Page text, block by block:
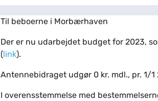
Til beboerne i Morbærhaven
Der er nu udarbejdet budget for 2023,
(link).
Antennebidraget udgør 0 kr. mdl., pr. 1/
I overensstemmelse med